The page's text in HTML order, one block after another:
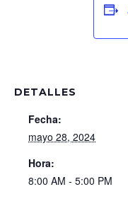
DETALLES
Fecha:
mayo 28, 2024
Hora:
8:00 AM - 5:00 PM